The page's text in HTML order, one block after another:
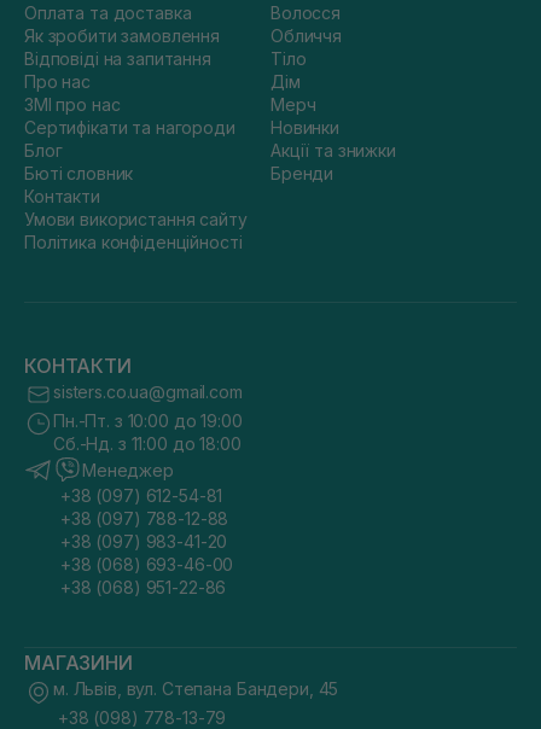
Оплата та доставка
Як зробити замовлення
Відповіді на запитання
Про нас
ЗМІ про нас
Сертифікати та нагороди
Блог
Бюті словник
Контакти
Умови використання сайту
Політика конфіденційності
Волосся
Обличчя
Тіло
Дім
Мерч
Новинки
Акції та знижки
Бренди
КОНТАКТИ
sisters.co.ua@gmail.com
Пн.-Пт. з 10:00 до 19:00
Сб.-Нд. з 11:00 до 18:00
Менеджер
+38 (097) 612-54-81
+38 (097) 788-12-88
+38 (097) 983-41-20
+38 (068) 693-46-00
+38 (068) 951-22-86
МАГАЗИНИ
м. Львів, вул. Степана Бандери, 45
+38 (098) 778-13-79